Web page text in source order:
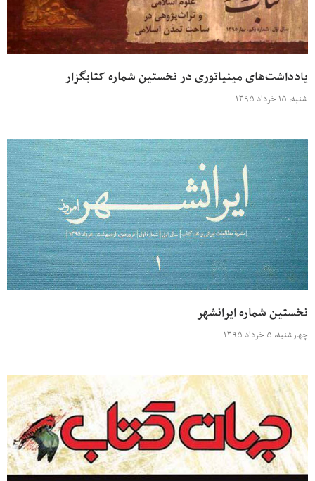
یادداشت‌های مینیاتوری در نخستین شماره کتابگزار
شنبه، ۱۵ خرداد ۱۳۹۵
نخستین شماره ایرانشهر
چهارشنبه، ۵ خرداد ۱۳۹۵